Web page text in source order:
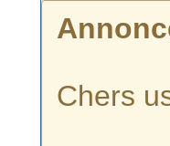
Chers